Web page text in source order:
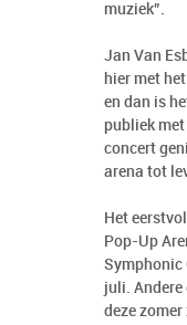
muziek”.
Jan Van
hier met
en dan is
publiek
concert
arena tot
Het
Pop-Up
Symphonic
juli. Andere
deze